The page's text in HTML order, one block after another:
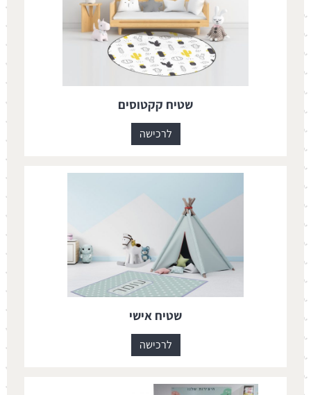
שטיח קקטוסים
לרכישה
שטיח אישי
לרכישה